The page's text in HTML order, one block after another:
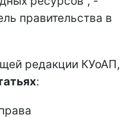
правительства в
редакции КУоАП,
: